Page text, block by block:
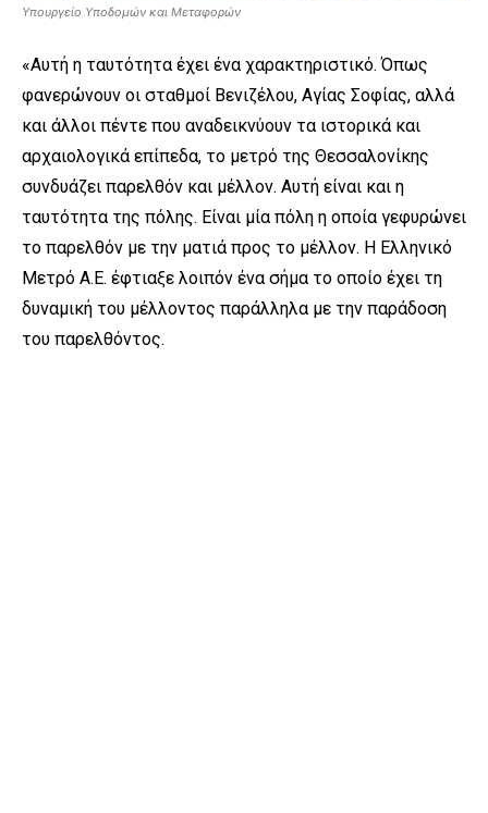
Υπουργείο Υποδομών και Μεταφορών
«Αυτή η ταυτότητα έχει ένα χαρακτηριστικό. Όπως
φανερώνουν οι σταθμοί Βενιζέλου, Αγίας Σοφίας, αλλά
και άλλοι πέντε που αναδεικνύουν τα ιστορικά και
αρχαιολογικά επίπεδα, το μετρό της Θεσσαλονίκης
συνδυάζει παρελθόν και μέλλον. Αυτή είναι και η
ταυτότητα της πόλης. Είναι μία πόλη η οποία γεφυρώνει
το παρελθόν με την ματιά προς το μέλλον. Η Ελληνικό
Μετρό Α.Ε. έφτιαξε λοιπόν ένα σήμα το οποίο έχει τη
δυναμική του μέλλοντος παράλληλα με την παράδοση
του παρελθόντος.